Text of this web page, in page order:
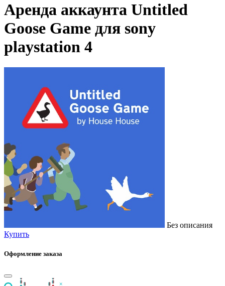
Аренда аккаунта Untitled
Goose Game для sony
playstation 4
Без описания
Купить
Оформление заказа